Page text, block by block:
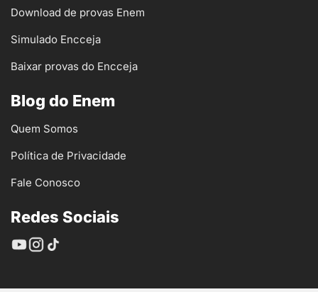
Download de provas Enem
Simulado Encceja
Baixar provas do Encceja
Blog do Enem
Quem Somos
Política de Privacidade
Fale Conosco
Redes Sociais